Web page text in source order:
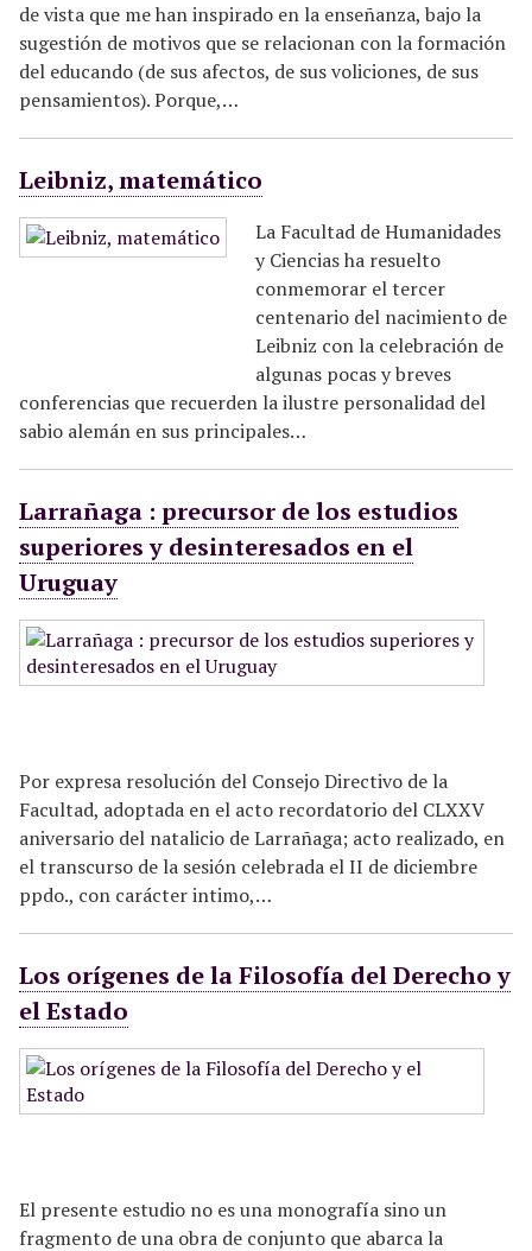
de vista que me han inspirado en la enseñanza, bajo la
sugestión de motivos que se relacionan con la formación
del educando (de sus afectos, de sus voliciones, de sus
pensamientos). Porque,…
Leibniz, matemático
La Facultad de Humanidades
y Ciencias ha resuelto
conmemorar el tercer
centenario del nacimiento de
Leibniz con la celebración de
algunas pocas y breves
conferencias que recuerden la ilustre personalidad del
sabio alemán en sus principales…
Larrañaga : precursor de los estudios
superiores y desinteresados en el
Uruguay
Por expresa resolución del Consejo Directivo de la
Facultad, adoptada en el acto recordatorio del CLXXV
aniversario del natalicio de Larrañaga; acto realizado, en
el transcurso de la sesión celebrada el II de diciembre
ppdo., con carácter intimo,…
Los orígenes de la Filosofía del Derecho y
el Estado
El presente estudio no es una monografía sino un
fragmento de una obra de conjunto que abarca la